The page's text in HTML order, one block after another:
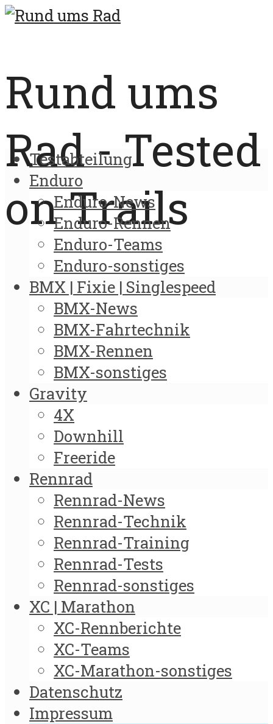
Rund ums
Rad - Tested
on Trails
Testabteilung
Enduro
Enduro-News
Enduro-Rennen
Enduro-Teams
Enduro-sonstiges
BMX | Fixie | Singlespeed
BMX-News
BMX-Fahrtechnik
BMX-Rennen
BMX-sonstiges
Gravity
4X
Downhill
Freeride
Rennrad
Rennrad-News
Rennrad-Technik
Rennrad-Training
Rennrad-Tests
Rennrad-sonstiges
XC | Marathon
XC-Rennberichte
XC-Teams
XC-Marathon-sonstiges
Datenschutz
Impressum